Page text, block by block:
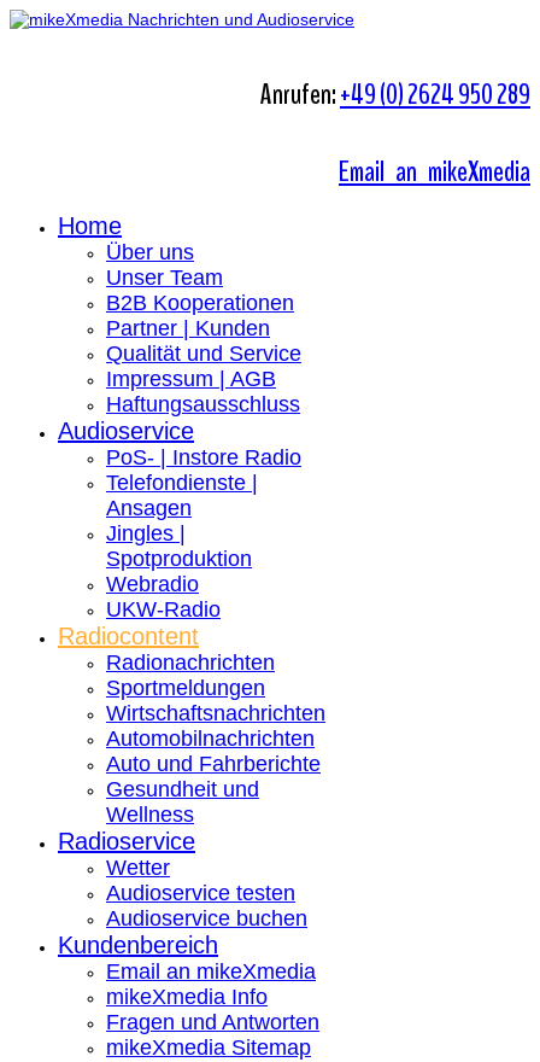
Anrufen:+49 (0) 2624 950 289
Email an mikeXmedia
Home
Über uns
Unser Team
B2B Kooperationen
Partner | Kunden
Qualität und Service
Impressum | AGB
Haftungsausschluss
Audioservice
PoS- | Instore Radio
Telefondienste |
Ansagen
Jingles |
Spotproduktion
Webradio
UKW-Radio
Radiocontent
Radionachrichten
Sportmeldungen
Wirtschaftsnachrichten
Automobilnachrichten
Auto und Fahrberichte
Gesundheit und
Wellness
Radioservice
Wetter
Audioservice testen
Audioservice buchen
Kundenbereich
Email an mikeXmedia
mikeXmedia Info
Fragen und Antworten
mikeXmedia Sitemap